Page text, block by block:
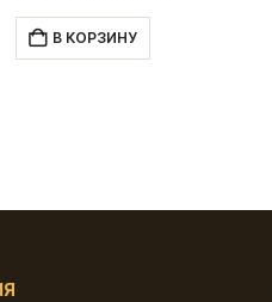
составляла
В КОРЗИНУ